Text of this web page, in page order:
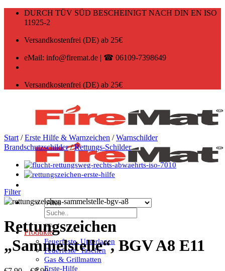
Zum
DURCH TÜV SÜD BESCHEINIGT NACH DIN EN ISO
11925-2
Versandkostenfrei (DE) ab 25€
eMail: info@firemat.de | ☎ 06109-7398649
Versandkostenfrei (DE) ab 25€
Suchen
nach:
Produkte
Feuerfeste_Unterlagen
Feuerfeste_Taschen
Gas & Grillmatten
Erste-Hilfe
Start / Erste Hilfe & Warnzeichen / Warnschilder
Brandschutzschilder / Rettungs-Schilder
Filter
Rettungszeichen
„Sammelstelle“, BGV A8 E11